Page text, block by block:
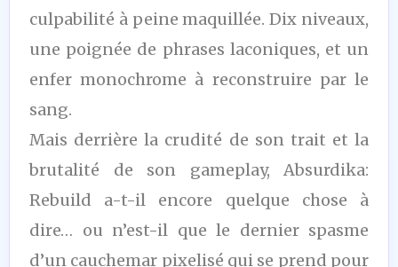
culpabilité à peine maquillée. Dix niveaux,
une poignée de phrases laconiques, et un
enfer monochrome à reconstruire par le
sang.
Mais derrière la crudité de son trait et la
brutalité de son gameplay, Absurdika:
Rebuild a-t-il encore quelque chose à
dire… ou n’est-il que le dernier spasme
d’un cauchemar pixelisé qui se prend pour